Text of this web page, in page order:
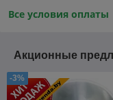
Все условия оплаты
Акционные
-3%